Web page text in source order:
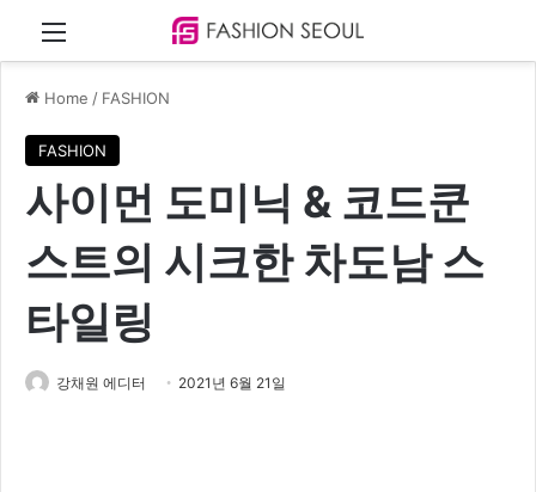
Menu
Home / FASHION
FASHION
사이먼 도미닉 & 코드쿤
스트의 시크한 차도남 스
타일링
강채원 에디터 2021년 6월 21일